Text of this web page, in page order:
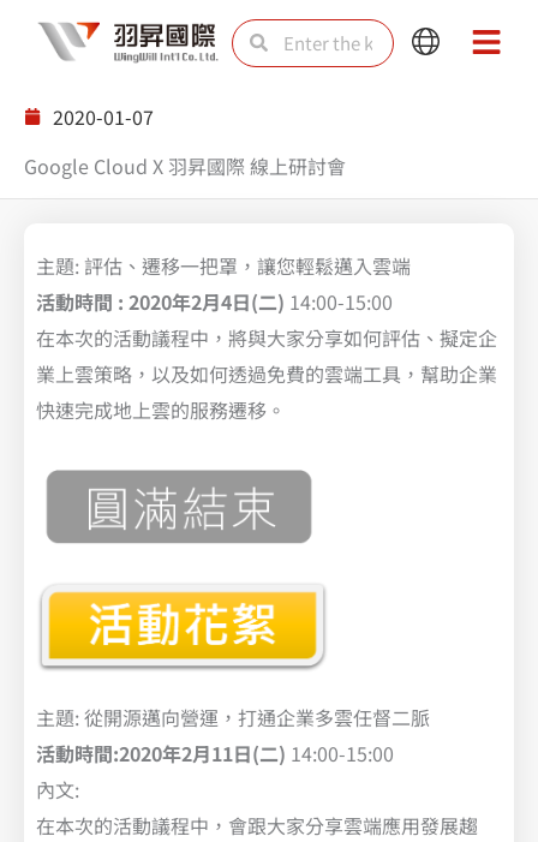
SearchSearch
Main
Main
2020-01-07
Google Cloud X 羽昇國際 線上研討會
主題: 評估、遷移一把罩，讓您輕鬆邁入雲端
活動時間 : 2020年2月4日(二) 14:00-15:00
在本次的活動議程中，將與大家分享如何評估、擬定企
業上雲策略，以及如何透過免費的雲端工具，幫助企業
快速完成地上雲的服務遷移。
主題: 從開源邁向營運，打通企業多雲任督二脈
活動時間:2020年2月11日(二) 14:00-15:00
內文:
在本次的活動議程中，會跟大家分享雲端應用發展趨